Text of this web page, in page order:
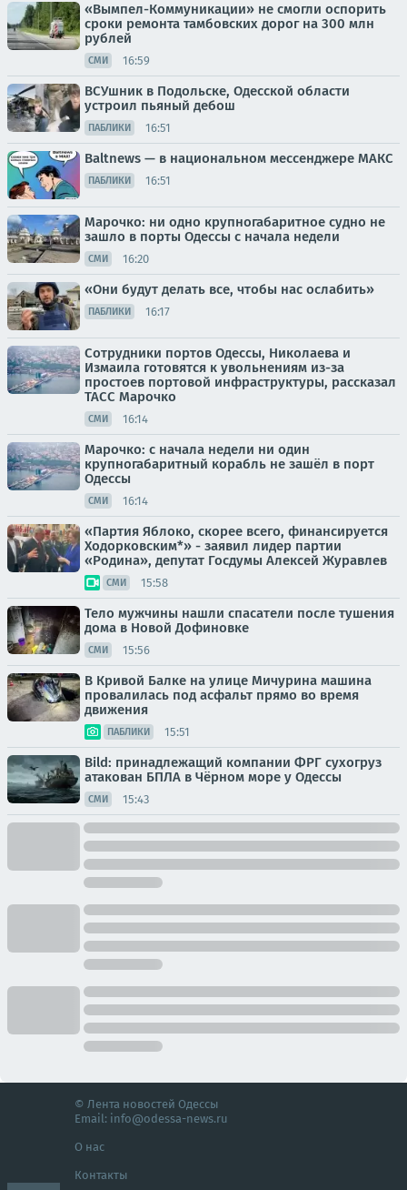
«Вымпел-Коммуникации» не смогли оспорить
сроки ремонта тамбовских дорог на 300 млн
рублей
СМИ 16:59
ВСУшник в Подольске, Одесской области
устроил пьяный дебош
ПАБЛИКИ 16:51
Baltnews — в национальном мессенджере МАКС
ПАБЛИКИ 16:51
Марочко: ни одно крупногабаритное судно не
зашло в порты Одессы с начала недели
СМИ 16:20
«Они будут делать все, чтобы нас ослабить»
ПАБЛИКИ 16:17
Сотрудники портов Одессы, Николаева и
Измаила готовятся к увольнениям из-за
простоев портовой инфраструктуры, рассказал
ТАСС Марочко
СМИ 16:14
Марочко: с начала недели ни один
крупногабаритный корабль не зашёл в порт
Одессы
СМИ 16:14
«Партия Яблоко, скорее всего, финансируется
Ходорковским*» - заявил лидер партии
«Родина», депутат Госдумы Алексей Журавлев
СМИ 15:58
Тело мужчины нашли спасатели после тушения
дома в Новой Дофиновке
СМИ 15:56
В Кривой Балке на улице Мичурина машина
провалилась под асфальт прямо во время
движения
ПАБЛИКИ 15:51
Bild: принадлежащий компании ФРГ сухогруз
атакован БПЛА в Чёрном море у Одессы
СМИ 15:43
© Лента новостей Одессы
Email: info@odessa-news.ru
О нас
Контакты